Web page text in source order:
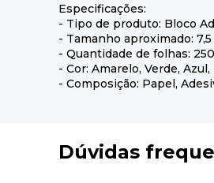
Especificações:
- Tipo de produto: Bloco
- Tamanho aproximado: 7,5
- Quantidade de folhas: 250
- Cor: Amarelo, Verde, Azul,
- Composição: Papel,
Dúvidas